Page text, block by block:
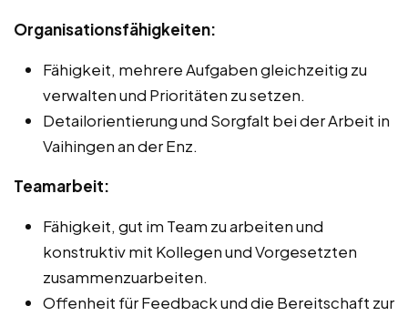
Organisationsfähigkeiten:
Fähigkeit, mehrere Aufgaben gleichzeitig zu
verwalten und Prioritäten zu setzen.
Detailorientierung und Sorgfalt bei der Arbeit in
Vaihingen an der Enz.
Teamarbeit:
Fähigkeit, gut im Team zu arbeiten und
konstruktiv mit Kollegen und Vorgesetzten
zusammenzuarbeiten.
Offenheit für Feedback und die Bereitschaft zur